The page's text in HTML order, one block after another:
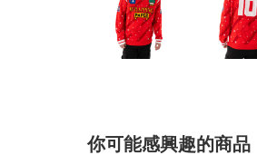
你可能感興趣的商品